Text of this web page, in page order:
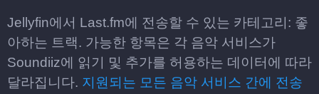
Jellyfin에서 Last.fm에 전송할 수 있는 카테고리: 좋
아하는 트랙. 가능한 항목은 각 음악 서비스가
Soundiiz에 읽기 및 추가를 허용하는 데이터에 따라
달라집니다. 지원되는 모든 음악 서비스 간에 전송